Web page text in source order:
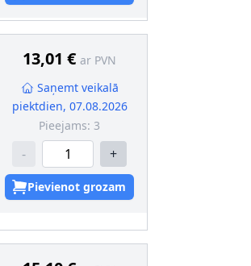
13,01 € ar PVN
Saņemt veikalā
piektdien, 07.08.2026
Pieejams: 3
- +
Pievienot grozam